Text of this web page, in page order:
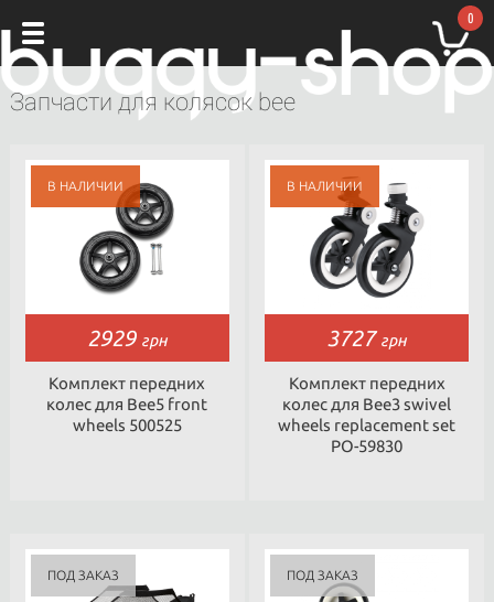
0
Запчасти для колясок bee
2929 грн
Комплект передних
колес для Bee5 front
wheels 500525
3727грн
Комплект передних
колес для Bee3 swivel
wheels replacement set
PO-59830